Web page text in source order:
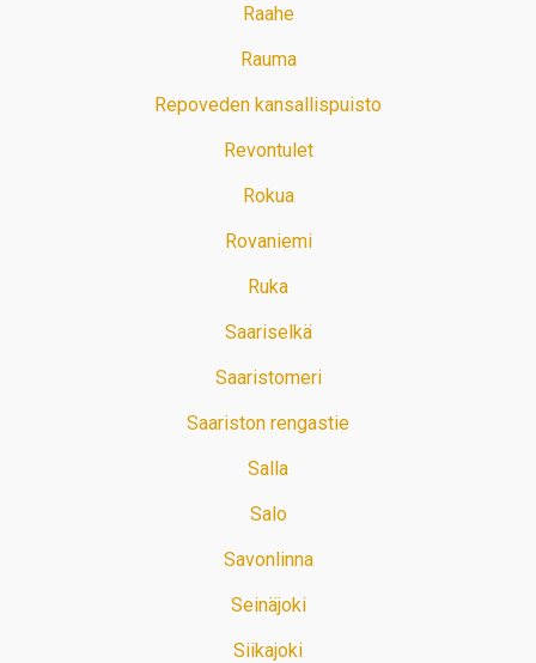
Raahe
Rauma
Repoveden kansallispuisto
Revontulet
Rokua
Rovaniemi
Ruka
Saariselkä
Saaristomeri
Saariston rengastie
Salla
Salo
Savonlinna
Seinäjoki
Siikajoki